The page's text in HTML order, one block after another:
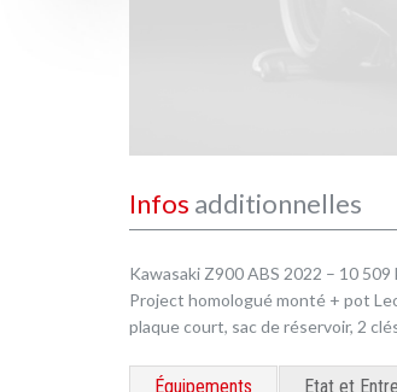
Infos additionnelles
Kawasaki Z900 ABS 2022 – 10
Project homologué monté + pot
plaque court, sac de réservoir, 2
Équipements Etat et